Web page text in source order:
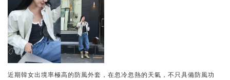
近期韓女出境率極高的防風外套，在忽冷忽熱的天氣，不只具備防風功